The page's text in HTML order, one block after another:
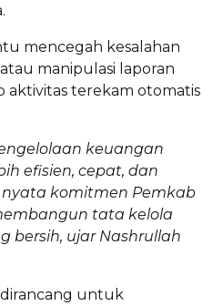
mencegah kesalahan
manipulasi laporan
aktivitas terekam otomatis
keuangan
efisien, cepat, dan
komitmen Pemkab
tata kelola
bersih, ujar Nashrullah
dirancang untuk